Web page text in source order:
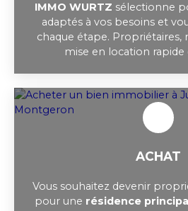
IMMO WURTZ sélectionne
adaptés à vos besoins et
chaque étape. Propriétaires,
mise en location rapide
ACHAT
Vous souhaitez devenir
pour une résidence